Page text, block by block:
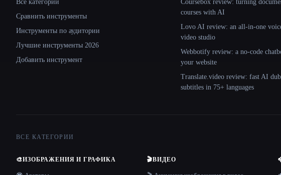
Все категории
Сравнить инструменты
Инструменты по аудитории
Лучшие инструменты 2026
Добавить инструмент
Coursebox review: turning
courses with AI
Lovo AI review: an all-in-one
video studio
Webbotify review: a no-code
your website
Translate.video review: fast AI
subtitles in 75+ languages
ВСЕ КАТЕГОРИИ
🎨ИЗОБРАЖЕНИЯ И ГРАФИКА 🎬ВИДЕО